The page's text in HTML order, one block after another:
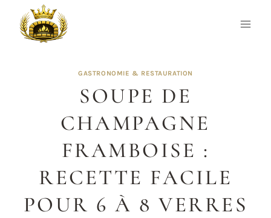
contenu
GASTRONOMIE & RESTAURATION
SOUPE DE
CHAMPAGNE
FRAMBOISE :
RECETTE FACILE
POUR 6 À 8 VERRES